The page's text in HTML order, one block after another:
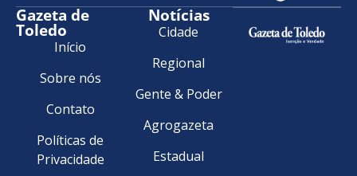
Gazeta de
Toledo
Início
Sobre nós
Contato
Políticas de
Privacidade
Notícias
Cidade
Regional
Gente & Poder
Agrogazeta
Estadual